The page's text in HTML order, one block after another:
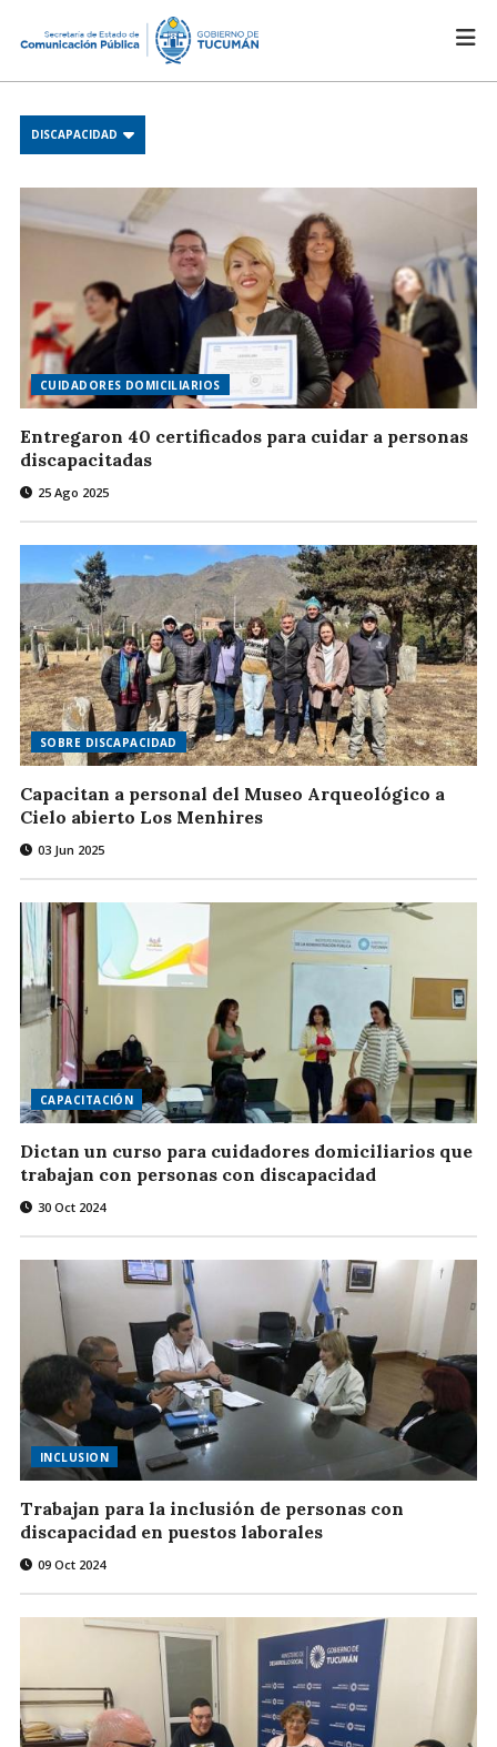
DISCAPACIDAD
CUIDADORES DOMICILIARIOS
Entregaron 40 certificados para cuidar a personas
discapacitadas
25 Ago 2025
SOBRE DISCAPACIDAD
Capacitan a personal del Museo Arqueológico a
Cielo abierto Los Menhires
03 Jun 2025
CAPACITACIÓN
Dictan un curso para cuidadores domiciliarios que
trabajan con personas con discapacidad
30 Oct 2024
INCLUSION
Trabajan para la inclusión de personas con
discapacidad en puestos laborales
09 Oct 2024